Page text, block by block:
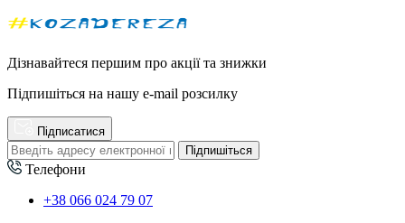
Дізнавайтеся першим про акції та знижки
Підпишіться на нашу e-mail розсилку
Підписатися
Підпишіться
Телефони
+38 066 024 79 07